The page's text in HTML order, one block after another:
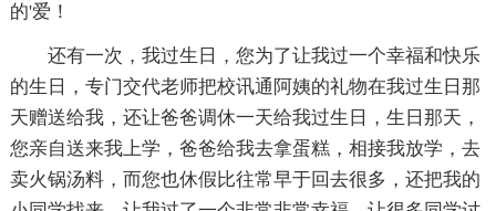
的'爱！
还有一次，我过生日，您为了让我过一个幸福和快乐
的生日，专门交代老师把校讯通阿姨的礼物在我过生日那
天赠送给我，还让爸爸调休一天给我过生日，生日那天，
您亲自送来我上学，爸爸给我去拿蛋糕，相接我放学，去
卖火锅汤料，而您也休假比往常早于回去很多，还把我的